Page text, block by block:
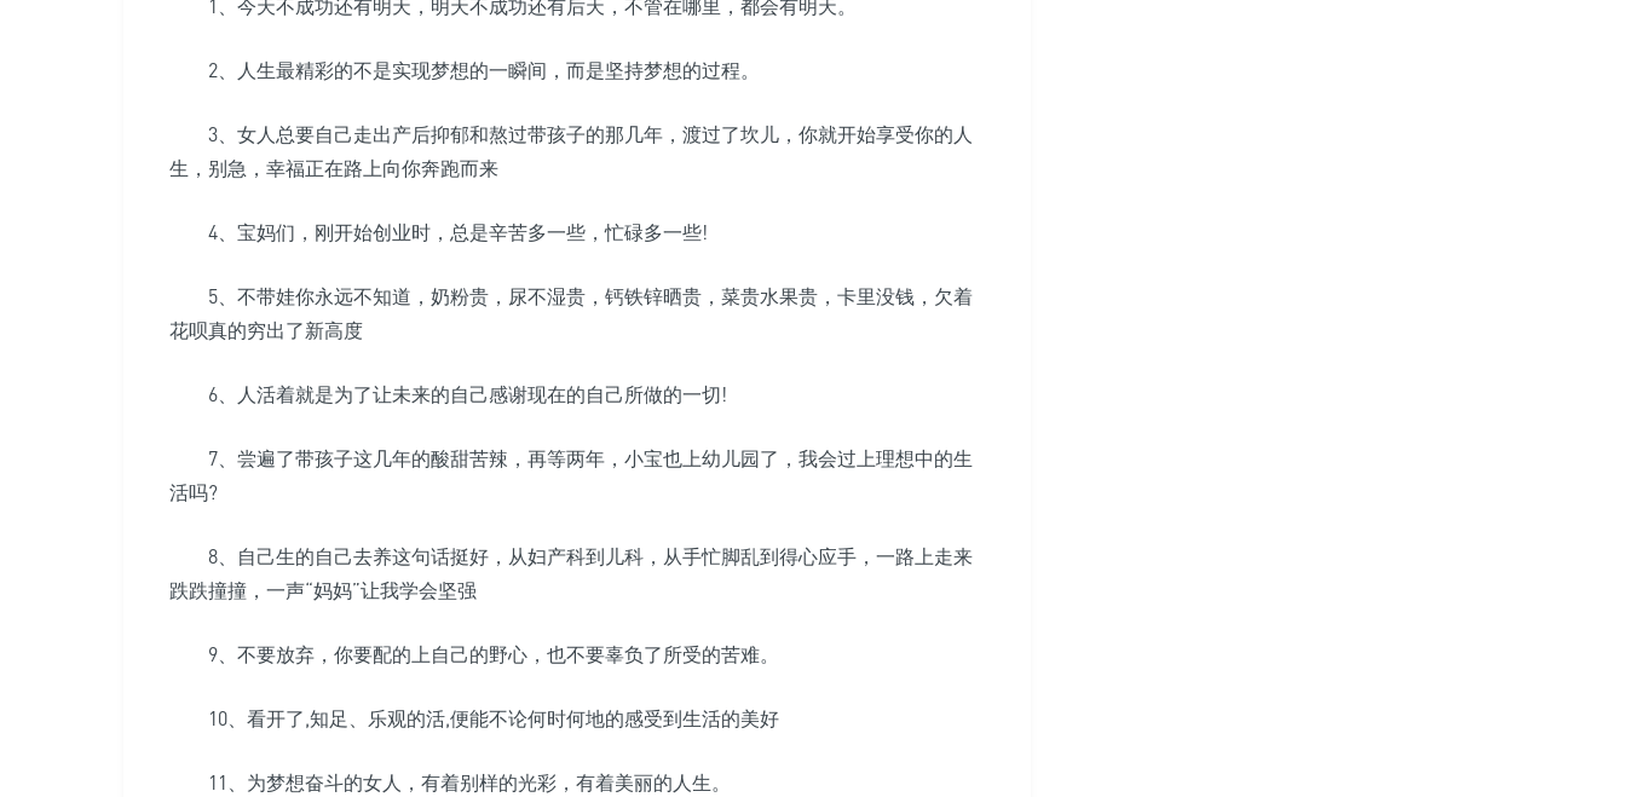
1、今天不成功还有明天，明天不成功还有后天，不管在哪里，都会有明天。
2、人生最精彩的不是实现梦想的一瞬间，而是坚持梦想的过程。
3、女人总要自己走出产后抑郁和熬过带孩子的那几年，渡过了坎儿，你就开始享受你的人
生，别急，幸福正在路上向你奔跑而来
4、宝妈们，刚开始创业时，总是辛苦多一些，忙碌多一些!
5、不带娃你永远不知道，奶粉贵，尿不湿贵，钙铁锌晒贵，菜贵水果贵，卡里没钱，欠着
花呗真的穷出了新高度
6、人活着就是为了让未来的自己感谢现在的自己所做的一切!
7、尝遍了带孩子这几年的酸甜苦辣，再等两年，小宝也上幼儿园了，我会过上理想中的生
活吗?
8、自己生的自己去养这句话挺好，从妇产科到儿科，从手忙脚乱到得心应手，一路上走来
跌跌撞撞，一声“妈妈”让我学会坚强
9、不要放弃，你要配的上自己的野心，也不要辜负了所受的苦难。
10、看开了,知足、乐观的活,便能不论何时何地的感受到生活的美好
11、为梦想奋斗的女人，有着别样的光彩，有着美丽的人生。